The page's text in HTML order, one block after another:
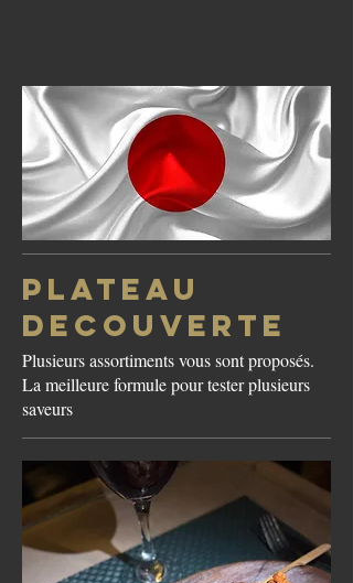
PLATEAU
DECOUVERTE
Plusieurs assortiments vous sont proposés.
La meilleure formule pour tester plusieurs
saveurs